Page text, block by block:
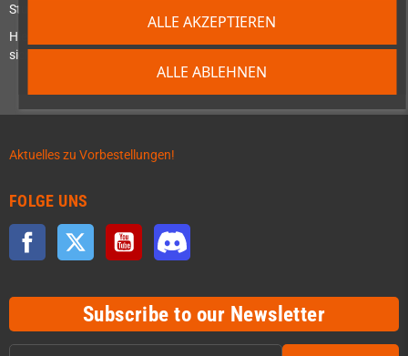
ALLE ABLEHNEN
ALLE AKZEPTIEREN
Stunden testgespielt wurden ;)
Hier gilt: Fair Play. Am Besten funktioniert es, wenn Shop und Kunde
sich gegenseitig lieb haben :D
Aktuelles zu Vorbestellungen!
FOLGE UNS
Facebook Twitter YouTube
Subscribe to our Newsletter